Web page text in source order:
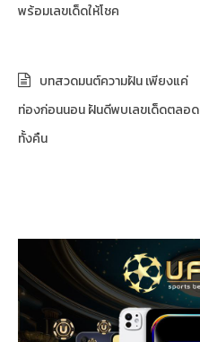
พร้อมเลขเด็ดให้โชค
บทสวดมนต์ความฝัน เพียงแค่
ท่องก่อนนอน ฝันดีพบเลขเด็ดตลอด
ทั้งคืน